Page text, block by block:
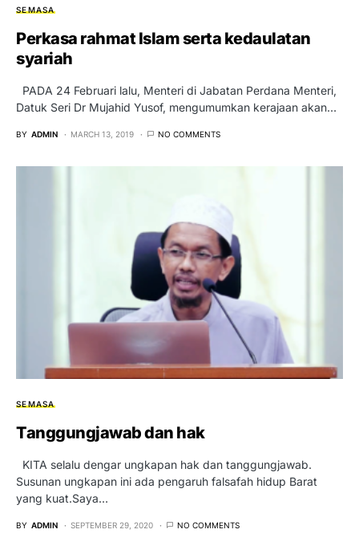
SEMASA
Perkasa rahmat Islam serta kedaulatan
syariah
PADA 24 Februari lalu, Menteri di Jabatan Perdana Menteri,
Datuk Seri Dr Mujahid Yusof, mengumumkan kerajaan akan…
BY ADMIN MARCH 13, 2019 NO COMMENTS
SEMASA
Tanggungjawab dan hak
KITA selalu dengar ungkapan hak dan tanggungjawab.
Susunan ungkapan ini ada pengaruh falsafah hidup Barat
yang kuat.Saya…
BY ADMIN SEPTEMBER 29, 2020 NO COMMENTS